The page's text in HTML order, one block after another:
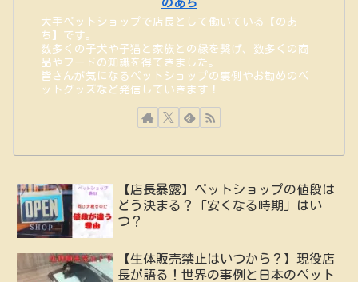
のあち
大手ペットショップで店長として働いている【のあ
ち】です。
数多くの子犬や子猫と家族との縁を繋げ、数多くの商
品やフードの知識を得てきました。
皆さんが気になるペットショップの裏側やお勧めのペ
ットグッズなど発信していきます！
【店長暴露】ペットショップの値段は
どう決まる？「安くなる時期」はい
つ？
【生体販売禁止はいつから？】現役店
長が語る！世界の事例と日本のペット